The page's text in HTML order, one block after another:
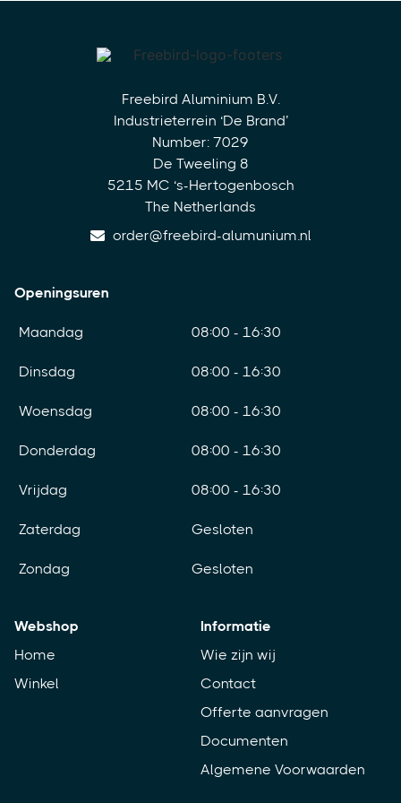
Freebird Aluminium B.V.
Industrieterrein ‘De Brand’
Number: 7029
De Tweeling 8
5215 MC ‘s-Hertogenbosch
The Netherlands
order@freebird-alumunium.nl
Openingsuren
Maandag 08:00 - 16:30
Dinsdag 08:00 - 16:30
Woensdag 08:00 - 16:30
Donderdag 08:00 - 16:30
Vrijdag 08:00 - 16:30
Zaterdag Gesloten
Zondag Gesloten
Webshop
Home
Winkel
Informatie
Wie zijn wij
Contact
Offerte aanvragen
Documenten
Algemene Voorwaarden